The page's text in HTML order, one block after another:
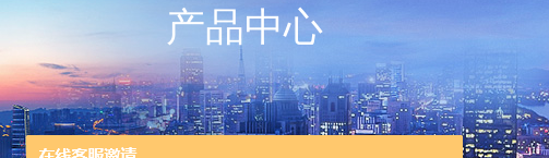
产品中心